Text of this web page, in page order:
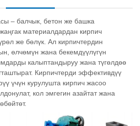
– балчык, бетон же башка
материалдардан кирпич
же бөлүк. Ал кирпичтердин
өлчөмүн жана бекемдүүлүгүн
калыптандыруу жана түгөлдөө
Кирпичтерди эффективдүү
үчүн курулушта кирпич жасоо
кол эмгегин азайтат жана